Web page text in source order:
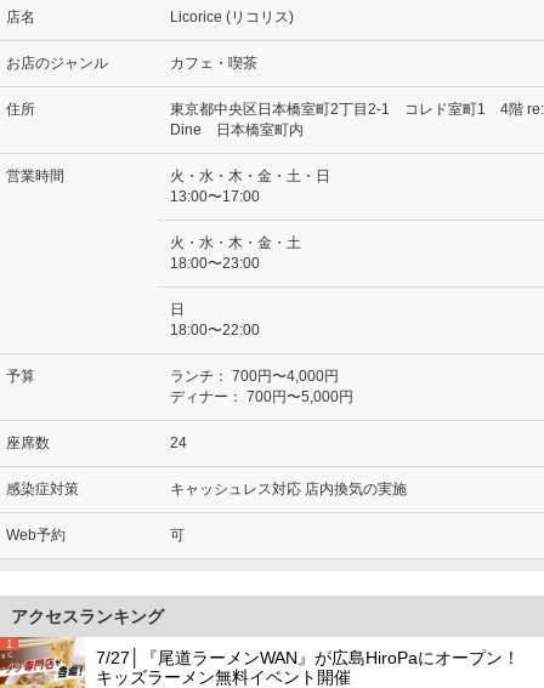
店名 Licorice (リコリス)
お店のジャンル カフェ・喫茶
住所
東京都中央区日本橋室町2丁目2-1 コレド室町1 4階 re:
Dine 日本橋室町内
営業時間
火・水・木・金・土・日
13:00〜17:00
火・水・木・金・土
18:00〜23:00
日
18:00〜22:00
予算 ランチ： 700円〜4,000円
ディナー： 700円〜5,000円
座席数 24
感染症対策 キャッシュレス対応 店内換気の実施
Web予約 可
アクセスランキング
1
7/27│『尾道ラーメンWAN』が広島HiroPaにオープン！
キッズラーメン無料イベント開催